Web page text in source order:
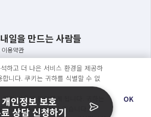
일을 만드는 사람들
용약관
스를 선도하겠습니다.
겠습니다.
효율적 관리를 보장하겠습니다.
하고 더 나은 서비스 환경을 제공하
니다. 쿠키는 귀하를 식별할 수 없
키 사용에 동의하게 됩니다. 귀하는
쿠키를 삭제 할 수있습니다.
OK
개인정보 보호
상담 신청하기